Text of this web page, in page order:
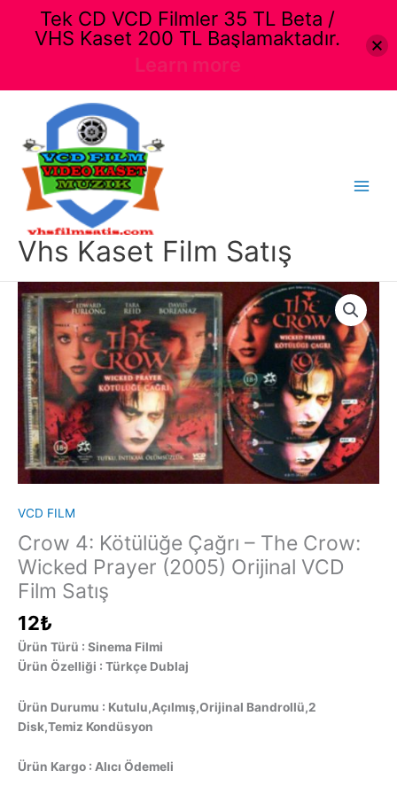
Vhs Kaset Film Satış
VCD FILM
Crow 4: Kötülüğe Çağrı – The Crow:
Wicked Prayer (2005) Orijinal VCD
Film Satış
12₺
Ürün Türü : Sinema Filmi
Ürün Özelliği : Türkçe Dublaj
Ürün Durumu : Kutulu,Açılmış,Orijinal Bandrollü,2
Disk,Temiz Kondüsyon
Ürün Kargo : Alıcı Ödemeli
Tek CD VCD Filmler 35 TL Beta /
VHS Kaset 200 TL Başlamaktadır.
Learn more